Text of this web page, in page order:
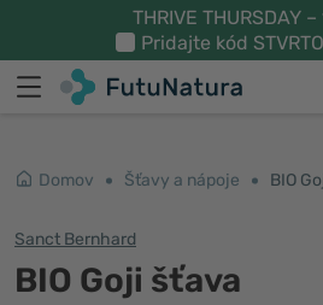
THRIVE THURSDAY
Pridajte kód
Domov Šťavy a nápoje BIO
Sanct Bernhard
BIO Goji šťava